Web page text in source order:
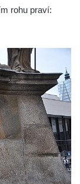
rohu praví: